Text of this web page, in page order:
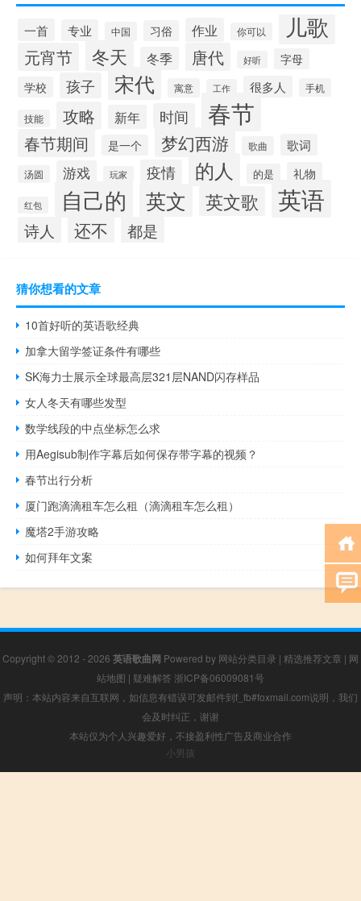
一首 专业 中国 习俗 作业 你可以 儿歌
元宵节 冬天 冬季 唐代 好听
字母
学校
孩子 宋代 寓意 工作 很多人 手机
技能 攻略 新年 时间 春节
春节期间 是一个 梦幻西游 歌曲 歌词
汤圆 游戏 玩家 疫情 的人 的是 礼物
红包 自己的 英文 英文歌 英语
诗人 还不 都是
猜你想看的文章
10首好听的英语歌经典
加拿大留学签证条件有哪些
SK海力士展示全球最高层321层NAND闪存样品
女人冬天有哪些发型
数学线段的中点坐标怎么求
用Aegisub制作字幕后如何保存带字幕的视频？
春节出行分析
厦门跑滴滴租车怎么租（滴滴租车怎么租）
魔塔2手游攻略
如何拜年文案
Copyright © 2012 - 2026 英语歌曲网 Powered by 网站分类目录 | 精选推荐文章 | 网
站地图 | 疑难解答 浙ICP备06009081号
声明：本站内容来自互联网，如信息有错误可发邮件到f_fb#foxmail.com说明，我们
会及时纠正，谢谢
本站仅为个人兴趣爱好，不接盈利性广告及商业合作
小男孩